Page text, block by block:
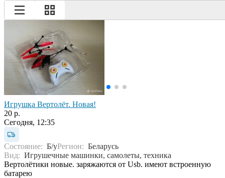
Игрушка Вертолёт. Новая!
20 р.
Сегодня, 12:35
Состояние: Б/уРегион: Беларусь
Вид: Игрушечные машинки, самолеты, техника
Вертолётики новые. заряжаются от Usb. имеют встроенную
батарею